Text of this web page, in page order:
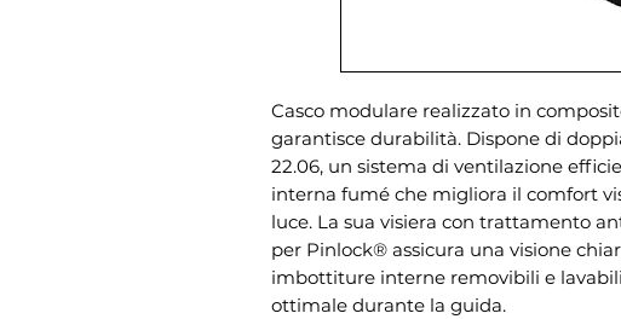
Casco modulare realizzato in
garantisce durabilità. Dispone di
22.06, un sistema di ventilazione
interna fumé che migliora il comfort
luce. La sua visiera con trattamento
per Pinlock® assicura una visione
imbottiture interne removibili e
ottimale durante la guida.